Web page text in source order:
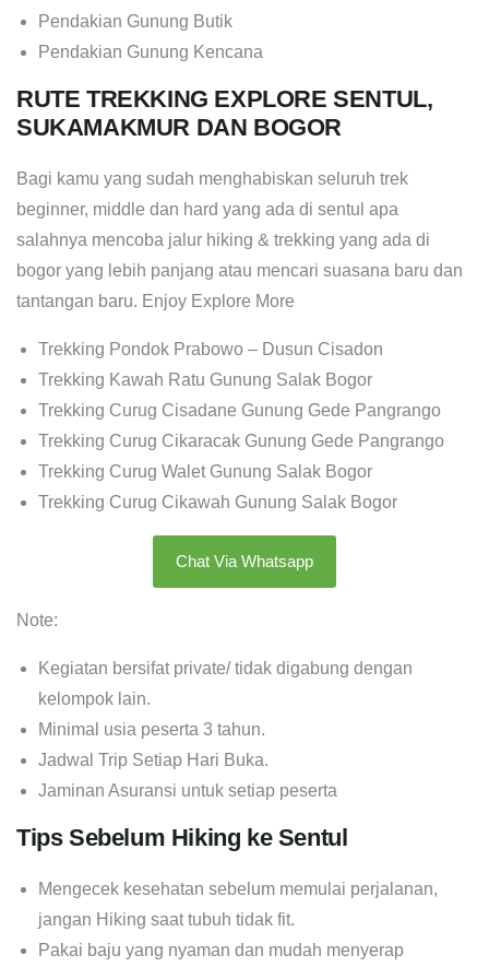
Pendakian Bukit Daolong
Pendakian Gunung Kuta – Curug Mariuk
Pendakian Gunung Kencana
SUKAMAKMUR DAN BOGOR
Bagi kamu yang sudah menghabiskan seluruh trek
beginner, middle dan hard yang ada di sentul apa
salahnya mencoba jalur hiking & trekking yang ada di
tantangan baru. Enjoy Explore More
Trekking Pondok Prabowo – Dusun Cisadon
Trekking Kawah Ratu Gunung Salak Bogor
Trekking Curug Cisadane Gunung Gede Pangrango
Trekking Curug Cikaracak Gunung Gede Pangrango
Trekking Curug Walet Gunung Salak Bogor
Trekking Curug Cikawah Gunung Salak Bogor
Note:
Kegiatan bersifat private/ tidak digabung dengan
kelompok lain.
Minimal usia peserta 3 tahun.
Jaminan Asuransi untuk setiap peserta
Tips Sebelum Hiking ke Sentul
Mengecek kesehatan sebelum memulai perjalanan,